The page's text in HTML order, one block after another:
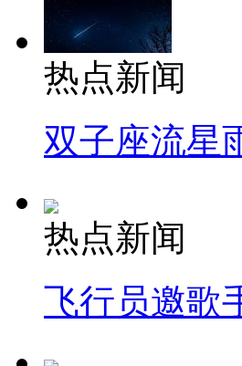
热点新闻
双子座流星
热点新闻
飞行员邀歌